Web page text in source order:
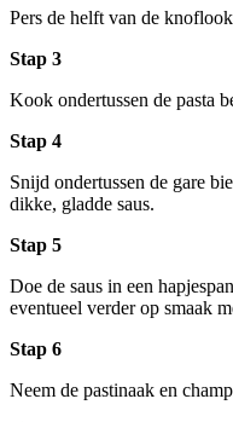
Pers de helft van de
Stap 3
Kook ondertussen de pasta
Stap 4
Snijd ondertussen de gare
dikke, gladde saus.
Stap 5
Doe de saus in een
eventueel verder op smaak
Stap 6
Neem de pastinaak en